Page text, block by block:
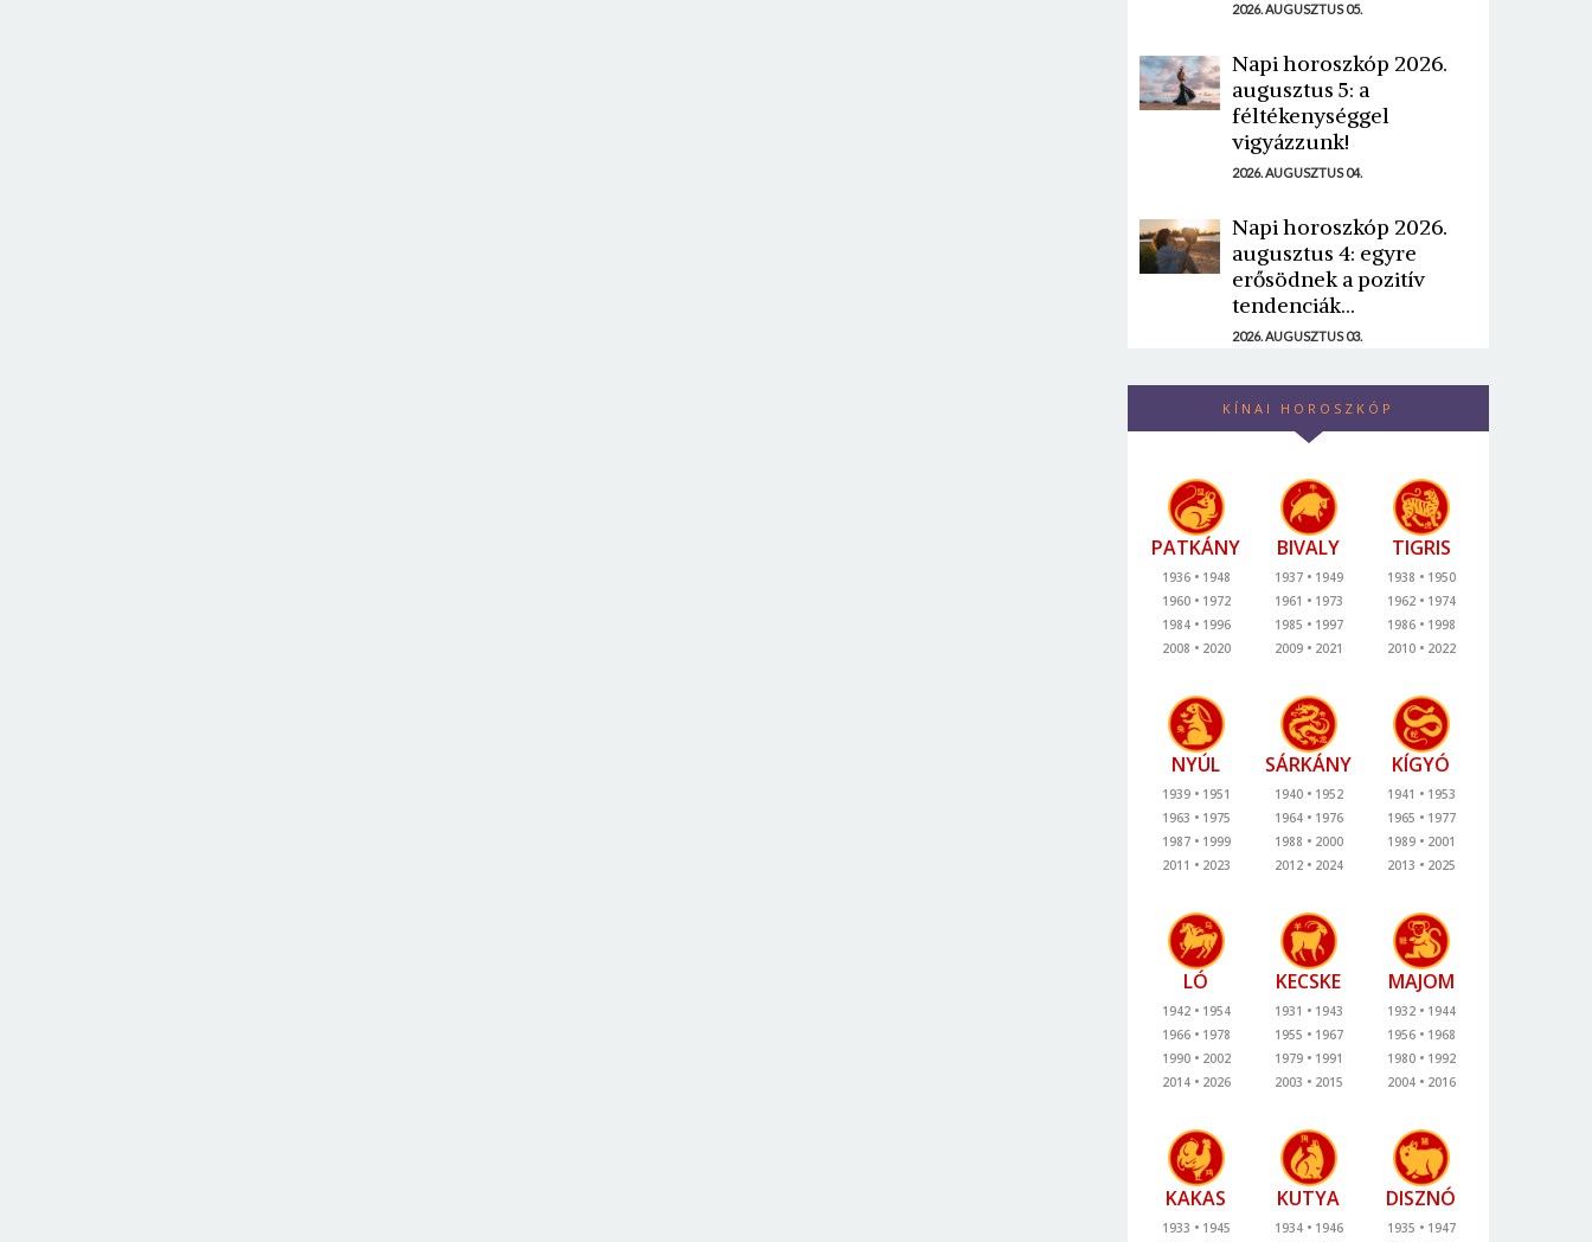
2026. AUGUSZTUS 05.
Napi horoszkóp 2026.
augusztus 5: a
féltékenységgel
vigyázzunk!
2026. AUGUSZTUS 04.
Napi horoszkóp 2026.
augusztus 4: egyre
erősödnek a pozitív
tendenciák...
2026. AUGUSZTUS 03.
KÍNAI HOROSZKÓP
PATKÁNY
1936
1948
1960
1972
1984
1996
2008
2020
BIVALY
1937
1949
1961
1973
1985
1997
2009
2021
TIGRIS
1938
1950
1962
1974
1986
1998
2010
2022
NYÚL
1939
1951
1963
1975
1987
1999
2011
2023
SÁRKÁNY
1940
1952
1964
1976
1988
2000
2012
2024
KÍGYÓ
1941
1953
1965
1977
1989
2001
2013
2025
LÓ
1942
1954
1966
1978
1990
2002
2014
2026
KECSKE
1931
1943
1955
1967
1979
1991
2003
2015
MAJOM
1932
1944
1956
1968
1980
1992
2004
2016
KAKAS
1933
1945
KUTYA
1934
1946
DISZNÓ
1935
1947